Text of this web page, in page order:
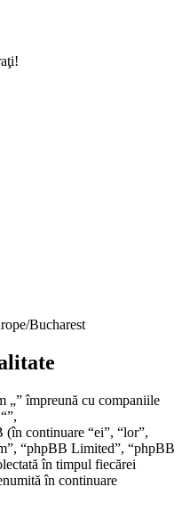
Bucharest
„” împreună cu companiile
continuare “ei”, “lor”,
“phpBB Limited”, “phpBB
în timpul fiecărei
în continuare